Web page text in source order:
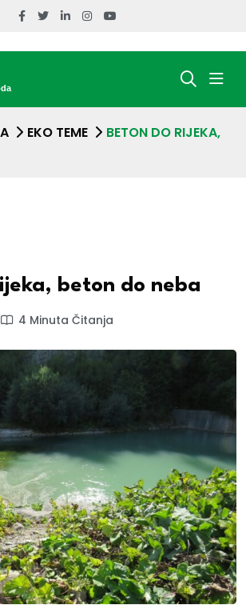
EKO TEME
BETON DO RIJEKA,
beton do neba
4 Minuta Čitanja